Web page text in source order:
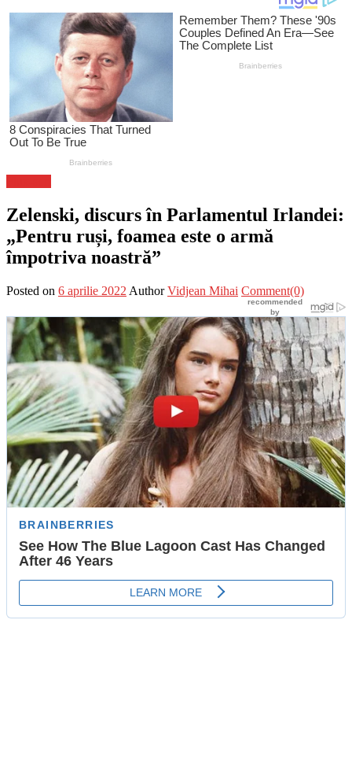
Zelenski, discurs în Parlamentul Irlandei:
„Pentru ruși, foamea este o armă
împotriva noastră”
Posted on 6 aprilie 2022 Author Vidjean Mihai Comment(0)